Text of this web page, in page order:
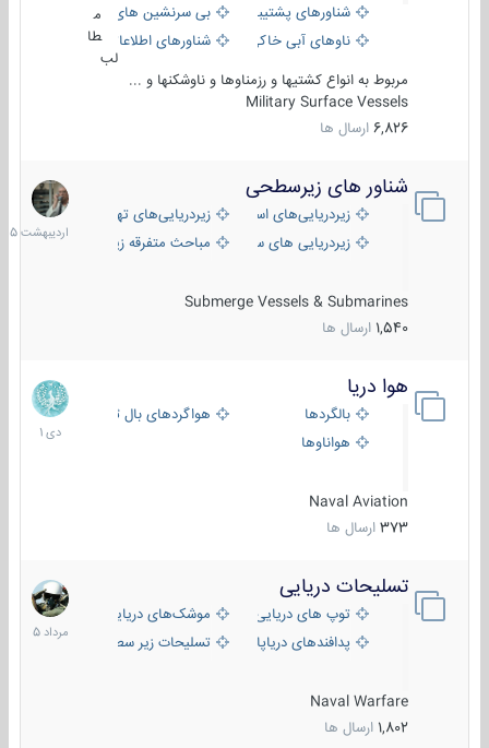
شناورهای پشتیبانی
بی سرنشین های دریایی
ناوهای آبی خاکی و نیروبرشناورهای اطلاعاتی و جاسوسی
طا
لب
مربوط به انواع کشتیها و رزمناوها و ناوشکنها و ...
Military Surface Vessels
6,826 ارسال ها
شناور های زیرسطحی
زیردریایی‌های استراتژیکزیردریایی‌های تهاجمی
زیردریایی های سبک
مباحث متفرقه زیرسطحی
Submerge Vessels & Submarines
1,540 ارسال ها
31
1405
هوا دریا
بالگردها
هواگردهای بال ثابت
هواناوها
Naval Aviation
373 ارسال ها
12
دی
1401
تسلیحات دریایی
توپ های دریایی
موشک‌های دریایی
پدافندهای دریاپایه
تسلیحات زیر سطحی
Naval Warfare
1,802 ارسال ها
2
مرداد
1405